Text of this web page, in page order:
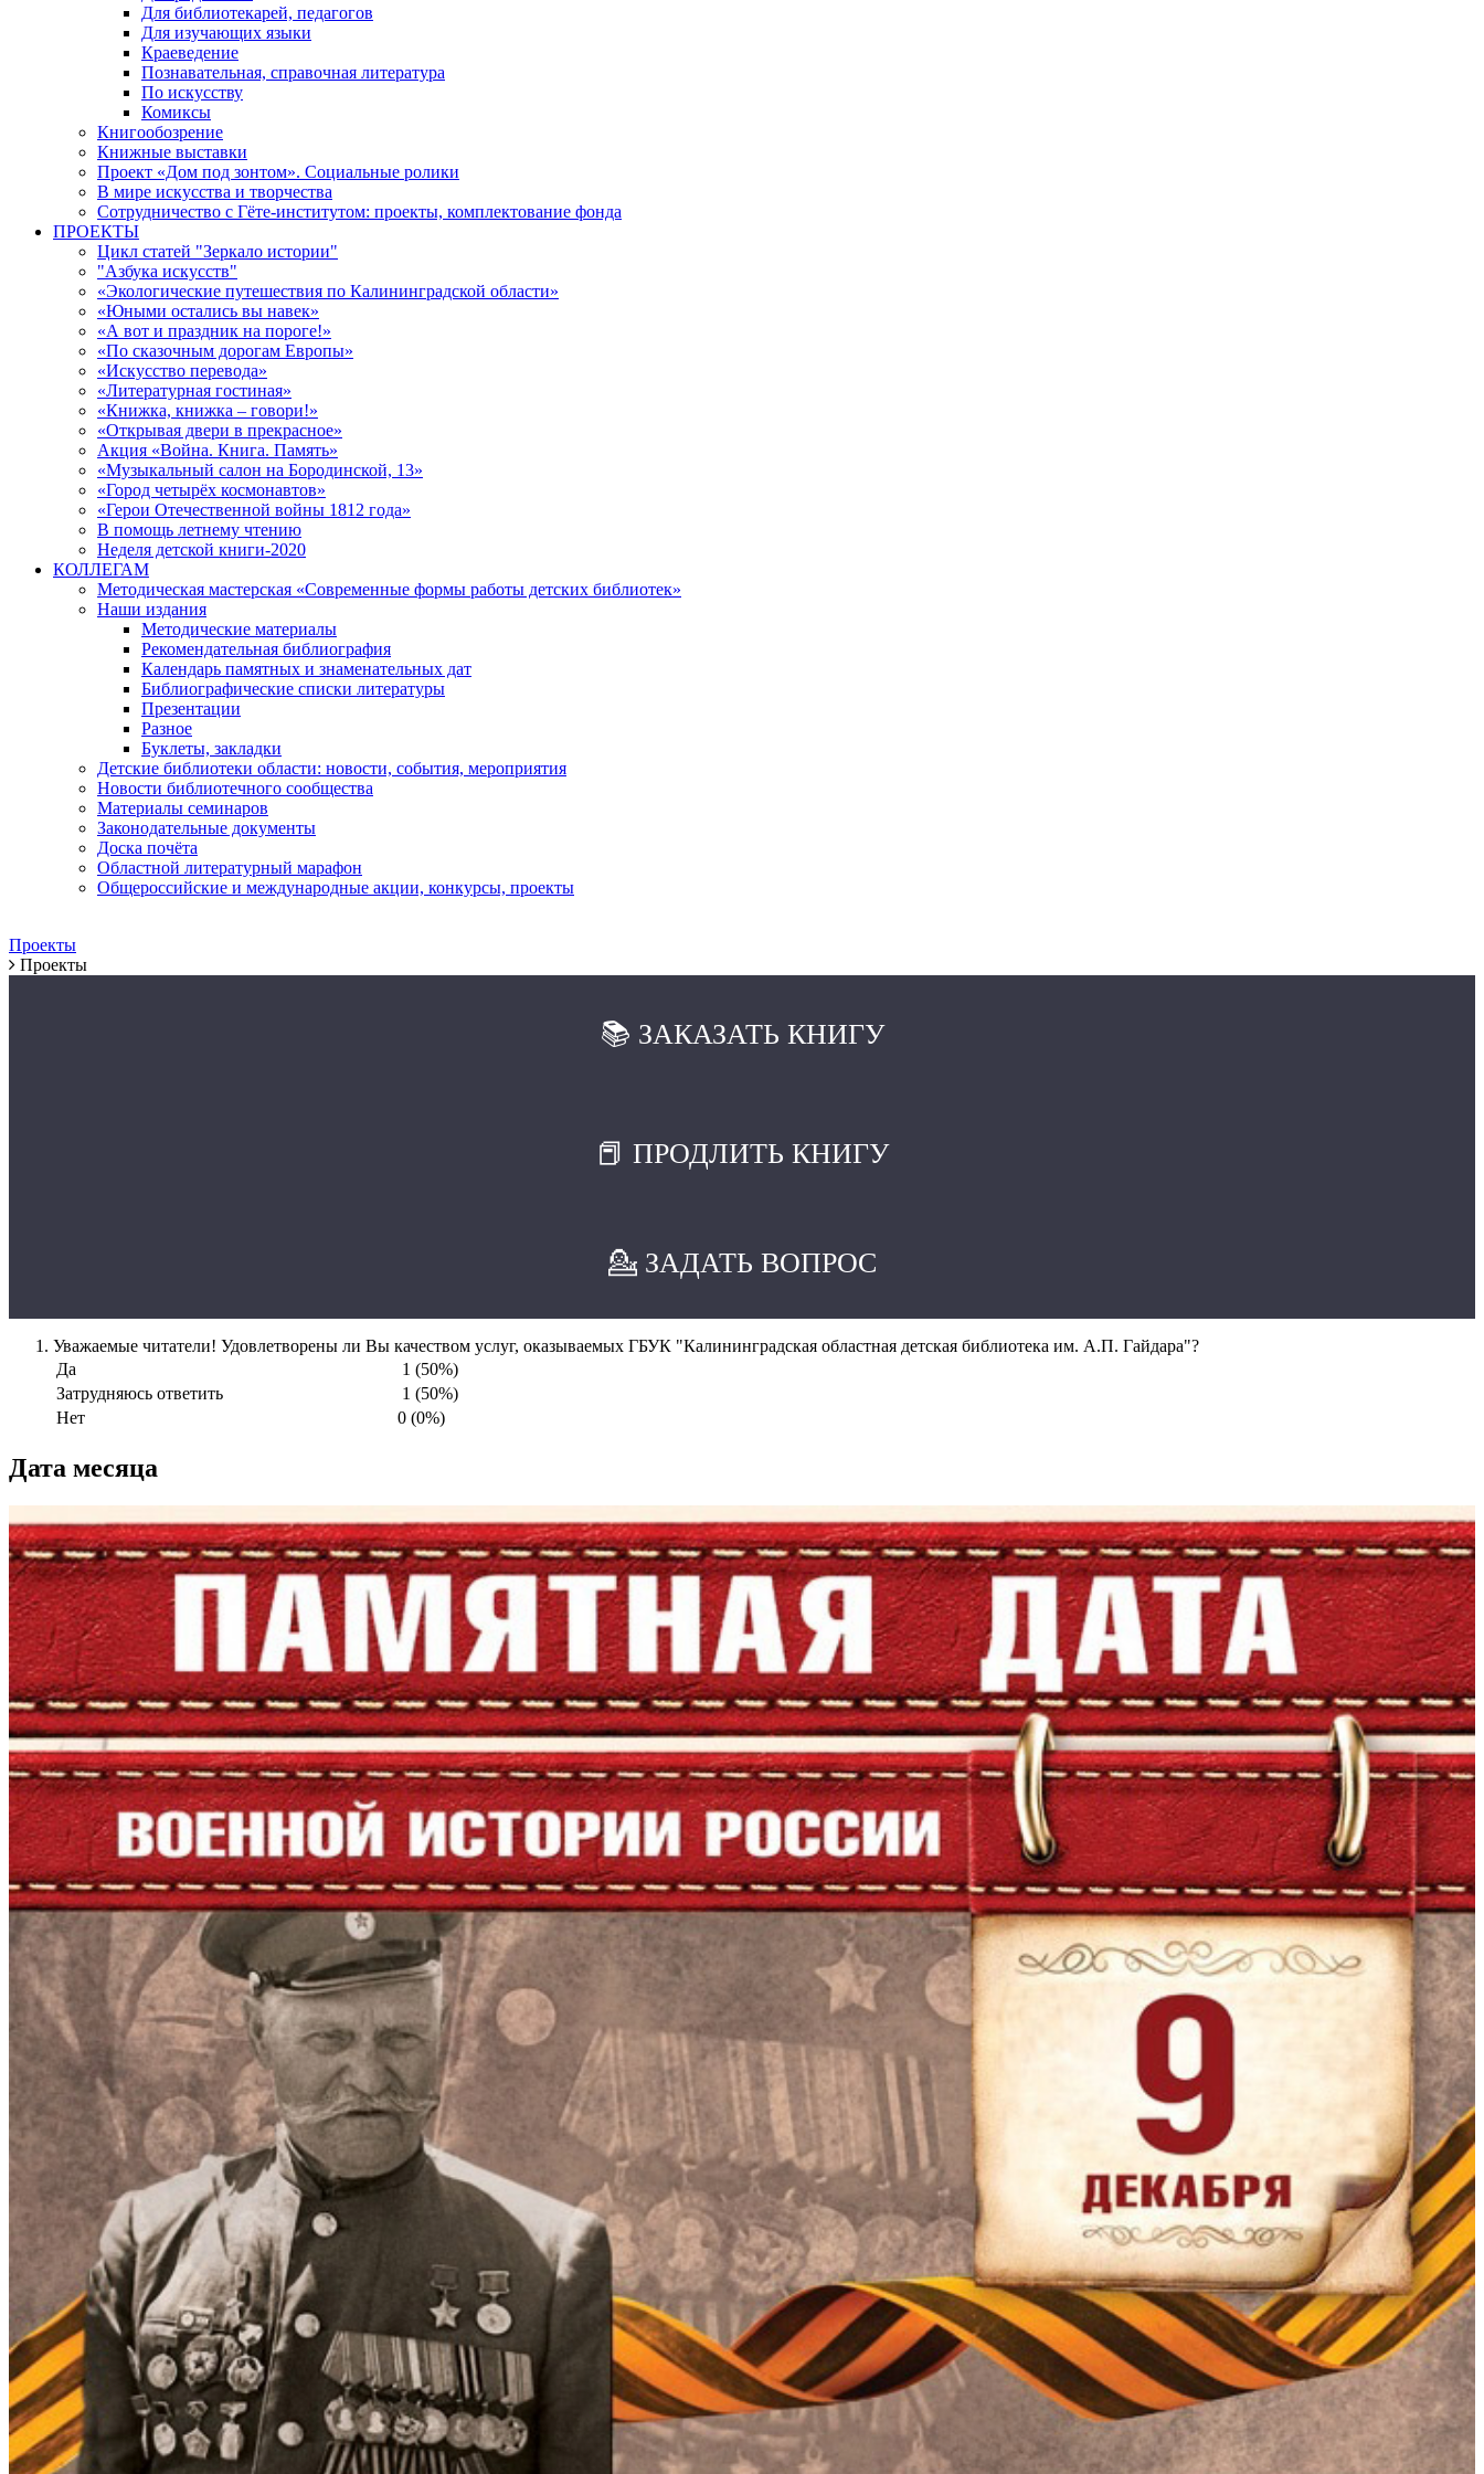
Для библиотекарей, педагогов
Для изучающих языки
Краеведение
Познавательная, справочная литература
По искусству
Комиксы
Книгообозрение
Книжные выставки
Проект «Дом под зонтом». Социальные ролики
В мире искусства и творчества
Сотрудничество с Гёте-институтом: проекты, комплектование фонда
ПРОЕКТЫ
Цикл статей "Зеркало истории"
"Азбука искусств"
«Экологические путешествия по Калининградской области»
«Юными остались вы навек»
«А вот и праздник на пороге!»
«По сказочным дорогам Европы»
«Искусство перевода»
«Литературная гостиная»
«Книжка, книжка – говори!»
«Открывая двери в прекрасное»
Акция «Война. Книга. Память»
«Музыкальный салон на Бородинской, 13»
«Город четырёх космонавтов»
«Герои Отечественной войны 1812 года»
В помощь летнему чтению
Неделя детской книги-2020
КОЛЛЕГАМ
Методическая мастерская «Современные формы работы детских библиотек»
Наши издания
Методические материалы
Рекомендательная библиография
Календарь памятных и знаменательных дат
Библиографические списки литературы
Презентации
Разное
Буклеты, закладки
Детские библиотеки области: новости, события, мероприятия
Новости библиотечного сообщества
Материалы семинаров
Законодательные документы
Доска почёта
Областной литературный марафон
Общероссийские и международные акции, конкурсы, проекты
Проекты
Проекты
📚 ЗАКАЗАТЬ КНИГУ
📕 ПРОДЛИТЬ КНИГУ
💁 ЗАДАТЬ ВОПРОС
Уважаемые читатели! Удовлетворены ли Вы качеством услуг, оказываемых ГБУК "Калининградская областная детская библиотека им. А.П. Гайдара"?
Да
1 (50%)
Затрудняюсь ответить
1 (50%)
Нет
0 (0%)
Дата месяца